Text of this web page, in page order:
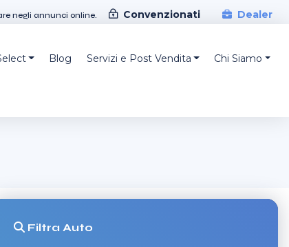
negli annunci online. Convenzionati Dealer
Blog Servizi e Post Vendita Chi Siamo
Filtra Auto